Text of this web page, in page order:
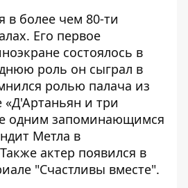
в более чем 80-ти
Его первое
состоялось в
роль он сыграл в
ролью палача из
и три
одним запоминающимся
Метла в
актер появился в
"Счастливы вместе".